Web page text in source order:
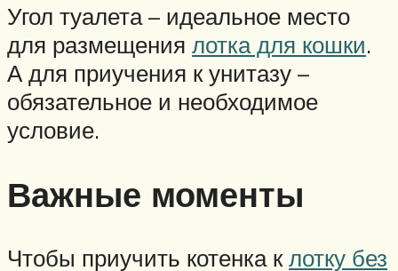
Угол туалета – идеальное место
для размещения лотка для кошки.
А для приучения к унитазу –
обязательное и необходимое
условие.
Важные моменты
Чтобы приучить котенка клотку без